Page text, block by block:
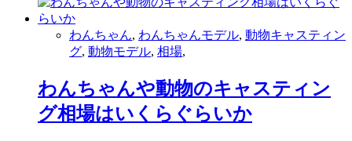
わんちゃん, わんちゃんモデル, 動物キャスティン
グ, 動物モデル, 相場,
わんちゃんや動物のキャスティン
グ相場はいくらぐらいか